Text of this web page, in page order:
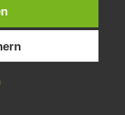
weitere Nutzung dieser
zu.